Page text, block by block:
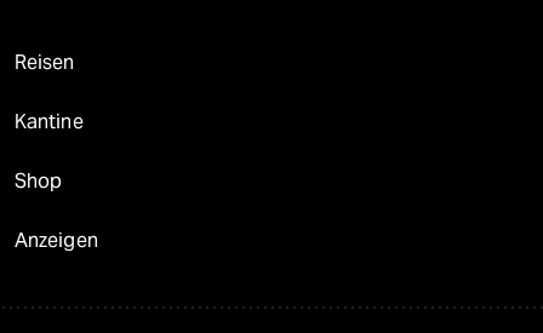
Reisen
Kantine
Shop
Anzeigen